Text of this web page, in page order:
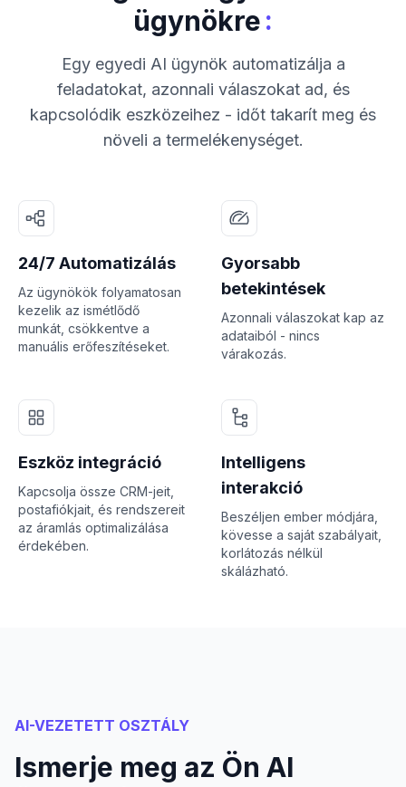
ügynökre:
Egy egyedi AI ügynök automatizálja a
feladatokat, azonnali válaszokat ad, és
kapcsolódik eszközeihez - időt takarít meg és
növeli a termelékenységet.
24/7 Automatizálás
Az ügynökök folyamatosan
kezelik az ismétlődő
munkát, csökkentve a
manuális erőfeszítéseket.
Gyorsabb
betekintések
Azonnali válaszokat kap az
adataiból - nincs
várakozás.
Eszköz integráció
Kapcsolja össze CRM-jeit,
postafiókjait, és rendszereit
az áramlás optimalizálása
érdekében.
Intelligens
interakció
Beszéljen ember módjára,
kövesse a saját szabályait,
korlátozás nélkül
skálázható.
AI-VEZETETT OSZTÁLY
Ismerje meg az Ön AI